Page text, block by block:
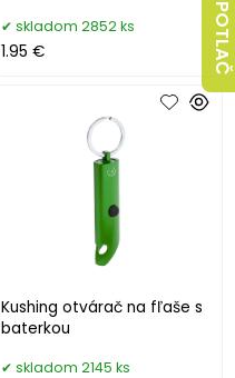
skladom 2852 ks
1.95 €
Kushing otvárač na fľaše s
baterkou
skladom 2145 ks
POTLAČ